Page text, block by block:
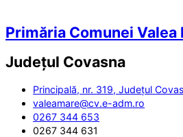
Primăria Comunei Valea
Județul Covasna
Principală, nr. 319, Județul
valeamare@cv.e-adm.ro
0267 344 653
0267 344 631